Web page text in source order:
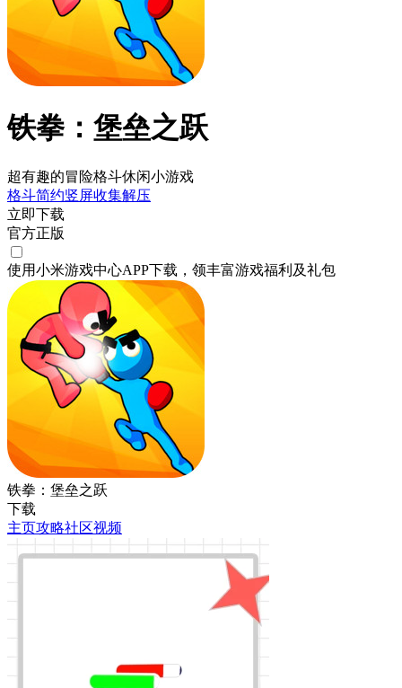
铁拳：堡垒之跃
超有趣的冒险格斗休闲小游戏
格斗简约竖屏收集解压
立即下载
官方正版
使用小米游戏中心APP下载 ，领丰富游戏福利 及礼包
铁拳：堡垒之跃
下载
主页攻略社区视频